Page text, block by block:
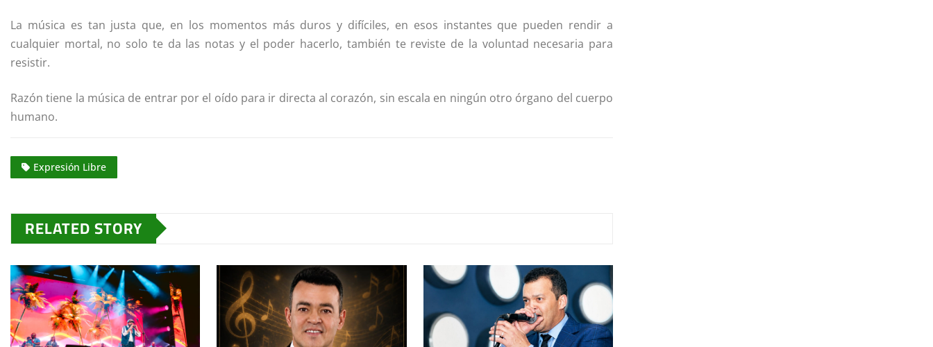
La música es tan justa que, en los momentos más duros y difíciles, en esos instantes que pueden rendir a
cualquier mortal, no solo te da las notas y el poder hacerlo, también te reviste de la voluntad necesaria para
resistir.
Razón tiene la música de entrar por el oído para ir directa al corazón, sin escala en ningún otro órgano del cuerpo
humano.
Expresión Libre
RELATED STORY